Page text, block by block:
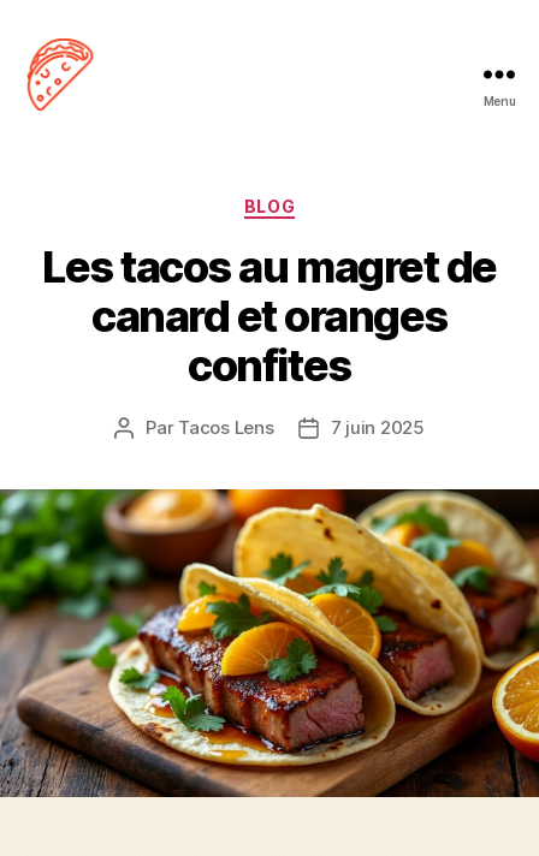
Menu
Catégories
BLOG
Les tacos au magret de
canard et oranges
confites
Auteur
Par Tacos Lens
Date7 juin 2025